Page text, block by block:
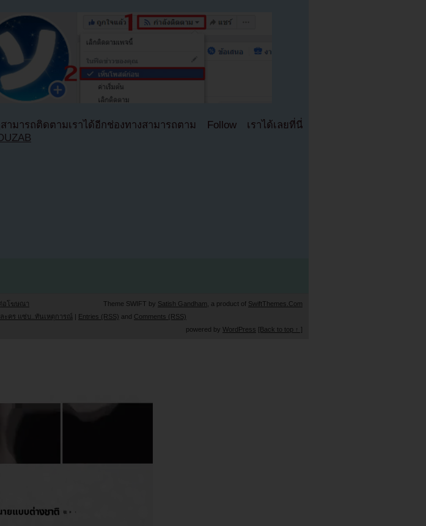
ามารถติดตามเราได้อีกช่องทางสามารถตาม Follow เราได้เลยที่นี่
อโฆษณา Theme SWIFT by Satish Gandham , a product of SwiftThemes.Com
ละคร แซ่บ..ทันเหตุการณ์ | Entries (RSS) and Comments (RSS)
powered by WordPress [Back to top ↑ ]